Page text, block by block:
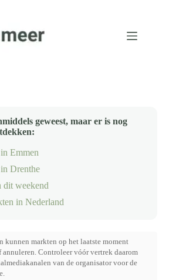
geweest, maar er is nog
Emmen
Drenthe
dit weekend
in Nederland
kunnen markten op het laatste moment
Controleer vóór vertrek daarom
van de organisator voor de